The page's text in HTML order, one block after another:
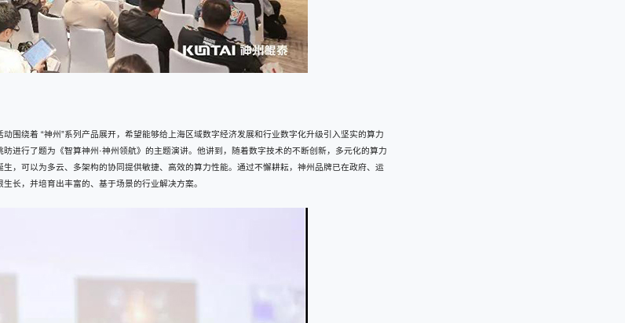
动围绕着 “神州”系列产品展开，希望能够给上海区域数字经济发展和行业数字化升级引入坚实的算力
进行了题为《智算神州·神州领航》的主题演讲。他讲到，随着数字技术的不断创新，多元化的算力
，可以为多云、多架构的协同提供敏捷、高效的算力性能。通过不懈耕耘，神州品牌已在政府、运
长，并培育出丰富的、基于场景的行业解决方案。